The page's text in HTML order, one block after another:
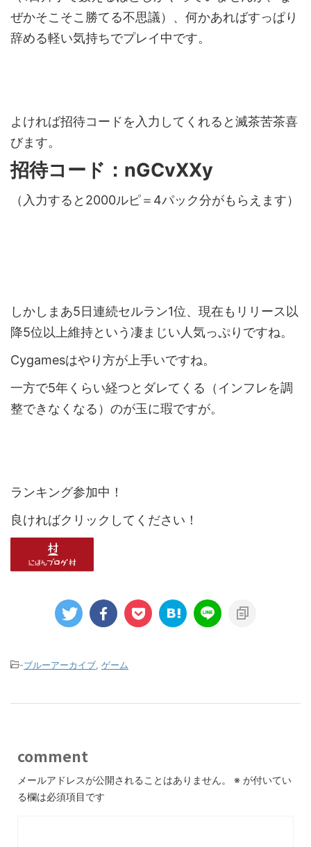
ぜかそこそこ勝てる不思議）、何かあればすっぱり
辞める軽い気持ちでプレイ中です。
よければ招待コードを入力してくれると滅茶苦茶喜
びます。
招待コード：nGCvXXy
（入力すると2000ルピ＝4パック分がもらえます）
しかしまあ5日連続セルラン1位、現在もリリース以
降5位以上維持という凄まじい人気っぷりですね。
Cygamesはやり方が上手いですね。
一方で5年くらい経つとダレてくる（インフレを調
整できなくなる）のが玉に瑕ですが。
ランキング参加中！
良ければクリックしてください！
-ブルーアーカイブ ゲーム
comment
メールアドレスが公開されることはありません。 ※ が付いてい
る欄は必須項目です